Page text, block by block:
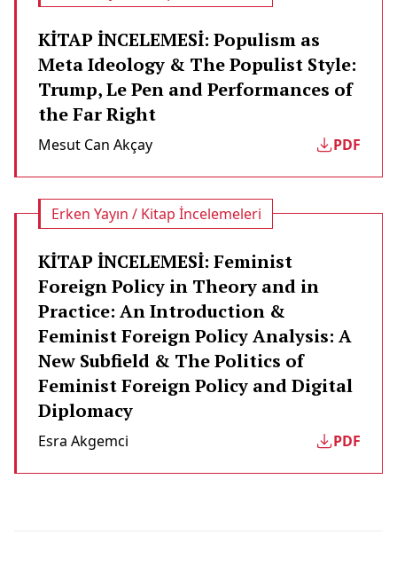
KİTAP İNCELEMESİ: Populism as
Meta Ideology & The Populist Style:
Trump, Le Pen and Performances of
the Far Right
Mesut Can Akçay PDF
Erken Yayın / Kitap İncelemeleri
KİTAP İNCELEMESİ: Feminist
Foreign Policy in Theory and in
Practice: An Introduction &
Feminist Foreign Policy Analysis: A
New Subfield & The Politics of
Feminist Foreign Policy and Digital
Diplomacy
Esra Akgemci̇ PDF